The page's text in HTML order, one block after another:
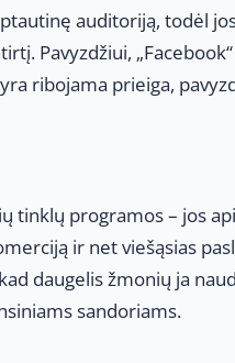
auditoriją, todėl
Pavyzdžiui,
ribojama prieiga,
tinklų programos – jos
ir net viešąsias
daugelis žmonių ja
sandoriams.